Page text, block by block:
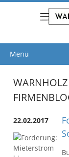
Menü
22.02.2017